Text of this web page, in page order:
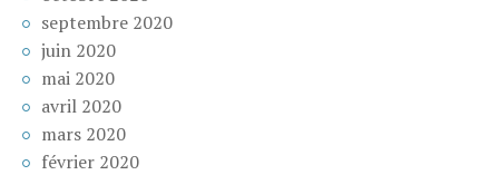
septembre 2020
juin 2020
mai 2020
avril 2020
mars 2020
février 2020